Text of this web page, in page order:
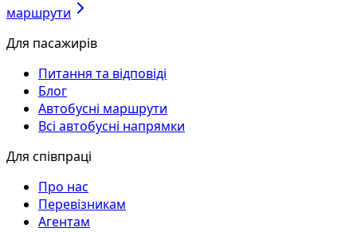
маршрути
Для пасажирів
Питання та відповіді
Блог
Автобусні маршрути
Всі автобусні напрямки
Для співпраці
Про нас
Перевізникам
Агентам